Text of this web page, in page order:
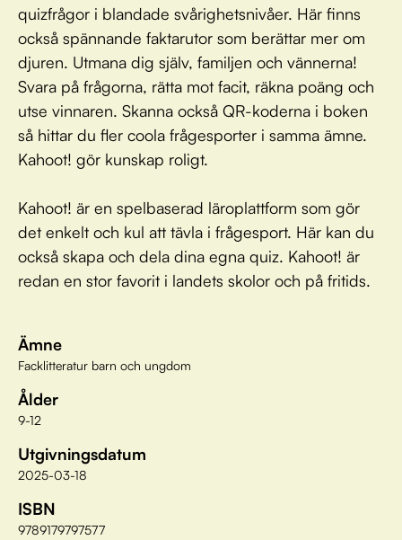
quizfrågor i blandade svårighetsnivåer. Här finns
också spännande faktarutor som berättar mer om
djuren. Utmana dig själv, familjen och vännerna!
Svara på frågorna, rätta mot facit, räkna poäng och
utse vinnaren. Skanna också QR-koderna i boken
så hittar du fler coola frågesporter i samma ämne.
Kahoot! gör kunskap roligt.
Kahoot! är en spelbaserad läroplattform som gör
det enkelt och kul att tävla i frågesport. Här kan du
också skapa och dela dina egna quiz. Kahoot! är
redan en stor favorit i landets skolor och på fritids.
Ämne
Facklitteratur barn och ungdom
Ålder
9-12
Utgivningsdatum
2025-03-18
ISBN
9789179797577